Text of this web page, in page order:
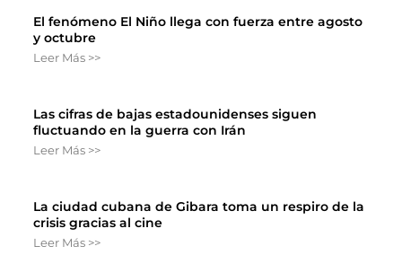
El fenómeno El Niño llega con fuerza entre agosto
y octubre
Leer Más >>
Las cifras de bajas estadounidenses siguen
fluctuando en la guerra con Irán
Leer Más >>
La ciudad cubana de Gibara toma un respiro de la
crisis gracias al cine
Leer Más >>